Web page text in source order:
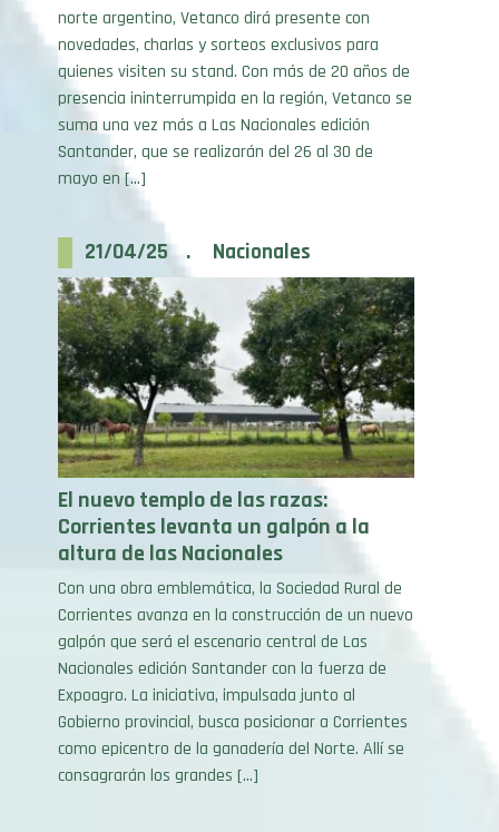
novedades, charlas y sorteos exclusivos para
quienes visiten su stand. Con más de 20 años de
presencia ininterrumpida en la región, Vetanco se
suma una vez más a Las Nacionales edición
Santander, que se realizarán del 26 al 30 de
mayo en […]
21/04/25 . Nacionales
El nuevo templo de las razas:
Corrientes levanta un galpón a la
altura de las Nacionales
Con una obra emblemática, la Sociedad Rural de
Corrientes avanza en la construcción de un nuevo
galpón que será el escenario central de Las
Nacionales edición Santander con la fuerza de
Expoagro. La iniciativa, impulsada junto al
Gobierno provincial, busca posicionar a Corrientes
como epicentro de la ganadería del Norte. Allí se
consagrarán los grandes […]